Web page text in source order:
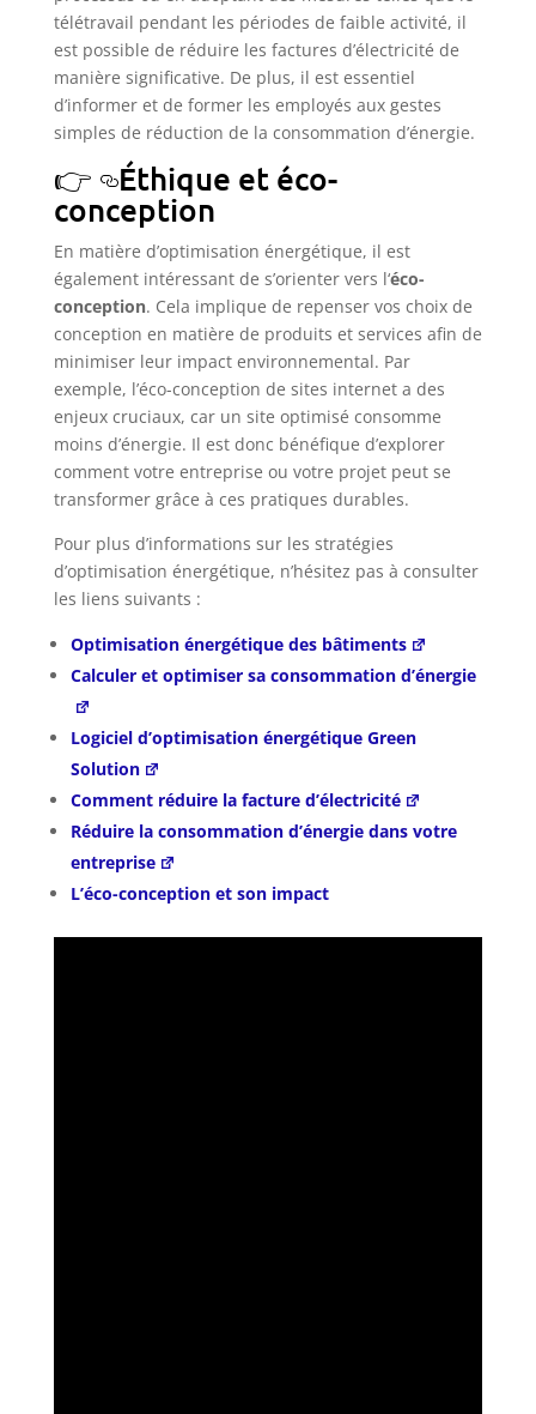
télétravail pendant les périodes de faible activité, il
est possible de réduire les factures d’électricité de
manière significative. De plus, il est essentiel
d’informer et de former les employés aux gestes
simples de réduction de la consommation d’énergie.
Éthique et éco-
conception
En matière d’optimisation énergétique, il est
également intéressant de s’orienter vers l‘éco-
conception. Cela implique de repenser vos choix de
conception en matière de produits et services afin de
minimiser leur impact environnemental. Par
exemple, l’éco-conception de sites internet a des
enjeux cruciaux, car un site optimisé consomme
moins d’énergie. Il est donc bénéfique d’explorer
comment votre entreprise ou votre projet peut se
transformer grâce à ces pratiques durables.
Pour plus d’informations sur les stratégies
d’optimisation énergétique, n’hésitez pas à consulter
les liens suivants :
Optimisation énergétique des bâtiments
Calculer et optimiser sa consommation d’énergie
Logiciel d’optimisation énergétique Green
Solution
Comment réduire la facture d’électricité
Réduire la consommation d’énergie dans votre
entreprise
L’éco-conception et son impact